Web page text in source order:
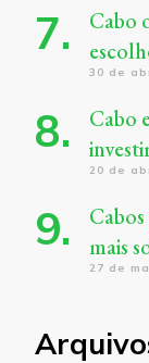
Cabo
30 de
Cabo
20 de
mais
27 de